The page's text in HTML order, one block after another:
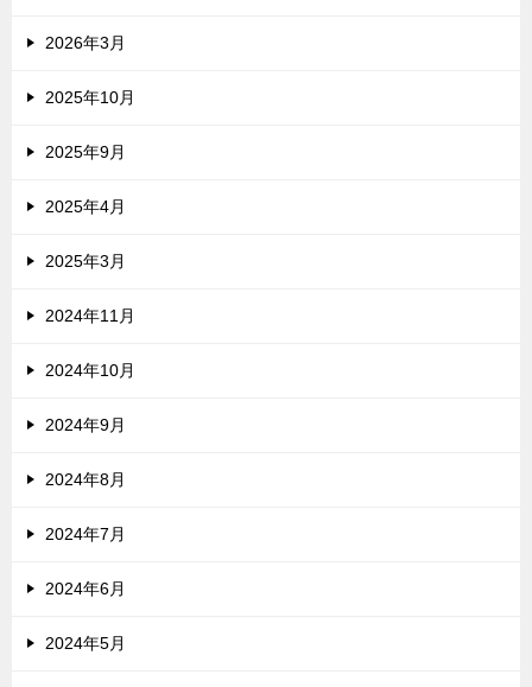
2026年3月
2025年10月
2025年9月
2025年4月
2025年3月
2024年11月
2024年10月
2024年9月
2024年8月
2024年7月
2024年6月
2024年5月